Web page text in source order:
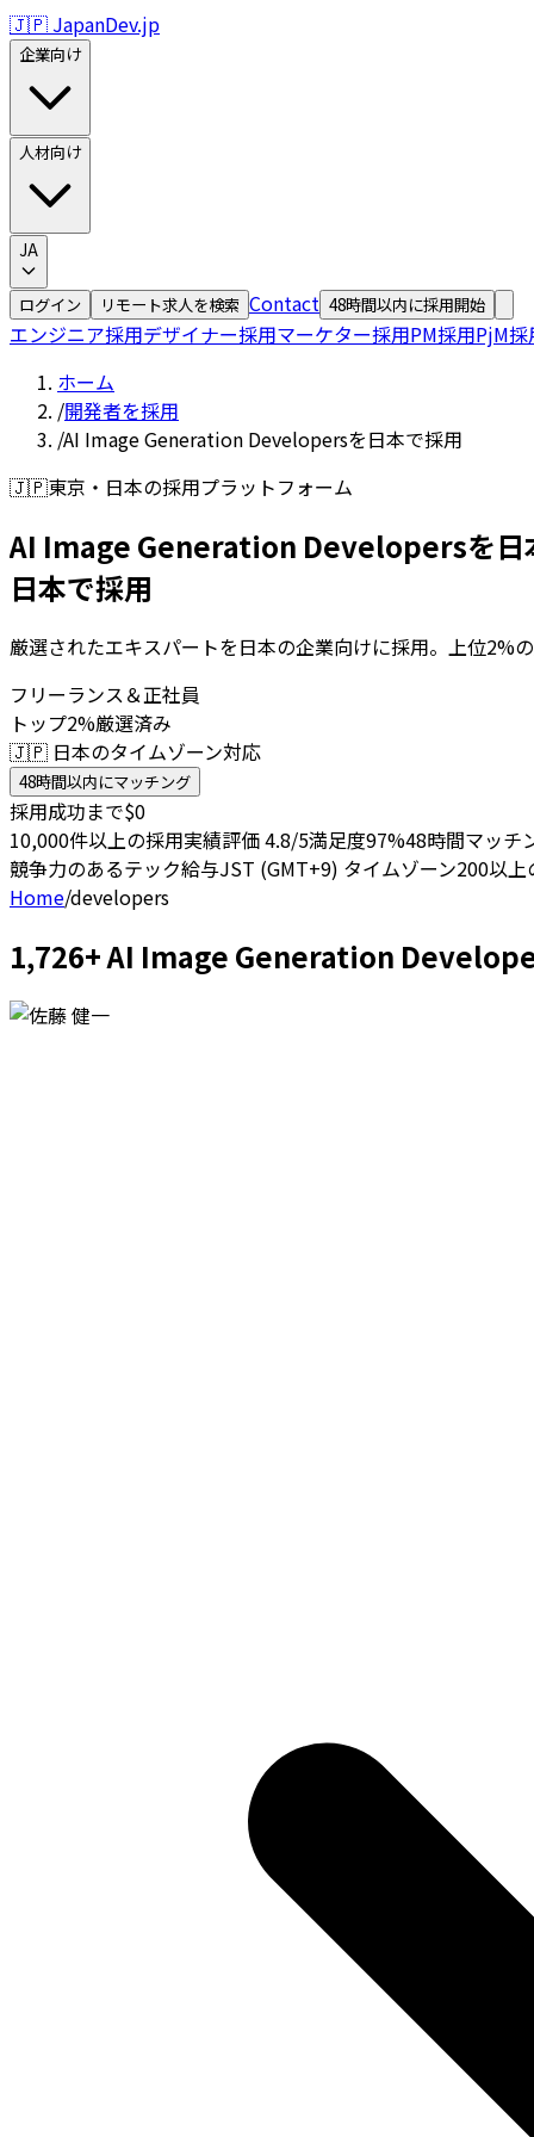
🇯🇵 JapanDev.jp
企業向け
人材向け
JA
ログイン リモート求人を検索 Contact 48時間以内に採用開始
エンジニア採用デザイナー採用マーケター採用PM採用PjM採
ホーム
/開発者を採用
/AI Image Generation Developersを日本で採用
🇯🇵東京・日本の採用プラットフォーム
AI Image Generation Developersを日
日本で採用
厳選されたエキスパートを日本の企業向けに採用。上位2%
フリーランス＆正社員
トップ2%厳選済み
🇯🇵 日本のタイムゾーン対応
48時間以内にマッチング
採用成功まで$0
10,000件以上の採用実績評価 4.8/5満足度97%48時間マッチ
競争力のあるテック給与JST (GMT+9) タイムゾーン200以上
Home/developers
1,726+ AI Image Generation